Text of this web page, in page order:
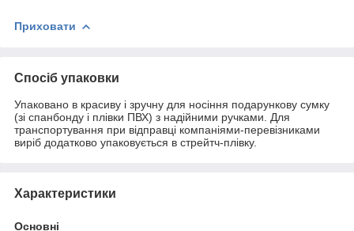
Приховати
Спосіб упаковки
Упаковано в красиву і зручну для носіння подарункову сумку
(зі спанбонду і плівки ПВХ) з надійними ручками. Для
транспортування при відправці компаніями-перевізниками
виріб додатково упаковується в стрейтч-плівку.
Характеристики
Основні